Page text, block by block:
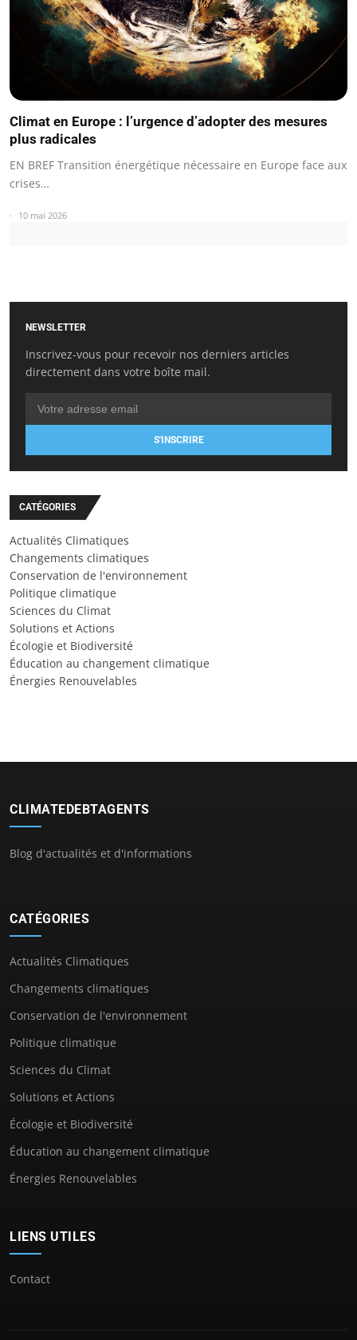
Climat en Europe : l’urgence d’adopter des mesures
plus radicales
EN BREF Transition énergétique nécessaire en Europe face aux
crises…
10 mai 2026
NEWSLETTER
Inscrivez-vous pour recevoir nos derniers articles
directement dans votre boîte mail.
S'INSCRIRE
CATÉGORIES
Actualités Climatiques
Changements climatiques
Conservation de l'environnement
Politique climatique
Sciences du Climat
Solutions et Actions
Écologie et Biodiversité
Éducation au changement climatique
Énergies Renouvelables
CLIMATEDEBTAGENTS
Blog d'actualités et d'informations
CATÉGORIES
Actualités Climatiques
Changements climatiques
Conservation de l'environnement
Politique climatique
Sciences du Climat
Solutions et Actions
Écologie et Biodiversité
Éducation au changement climatique
Énergies Renouvelables
LIENS UTILES
Contact